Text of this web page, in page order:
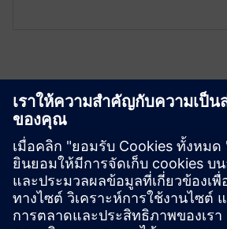
สำรวจแหล่งข้อมูล
ผลิตภัณฑ์ที่เกี่ยวข้อ
เงื่อนไขเบื้องต้น